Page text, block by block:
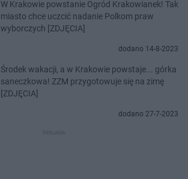
W Krakowie powstanie Ogród Krakowianek! Tak
miasto chce uczcić nadanie Polkom praw
wyborczych [ZDJĘCIA]
dodano 14-8-2023
Środek wakacji, a w Krakowie powstaje... górka
saneczkowa! ZZM przygotowuje się na zimę
[ZDJĘCIA]
dodano 27-7-2023